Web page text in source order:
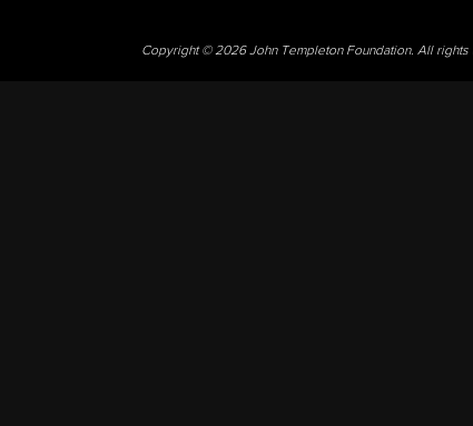
Copyright © 2026 John Templeton Foundation. All rights